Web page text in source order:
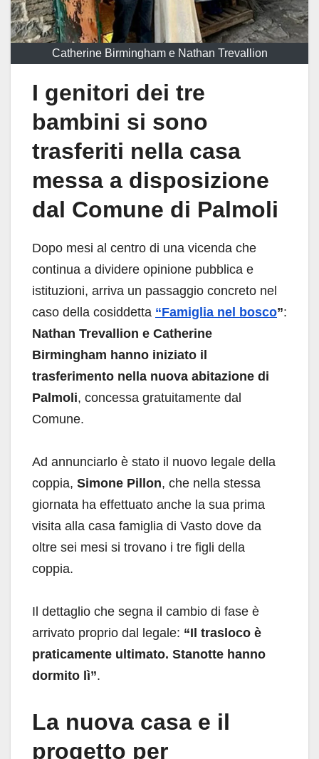
Catherine Birmingham e Nathan Trevallion
I genitori dei tre
bambini si sono
trasferiti nella casa
messa a disposizione
dal Comune di Palmoli
Dopo mesi al centro di una vicenda che
continua a dividere opinione pubblica e
istituzioni, arriva un passaggio concreto nel
caso della cosiddetta “Famiglia nel bosco”:
Nathan Trevallion e Catherine
Birmingham hanno iniziato il
trasferimento nella nuova abitazione di
Palmoli, concessa gratuitamente dal
Comune.
Ad annunciarlo è stato il nuovo legale della
coppia, Simone Pillon, che nella stessa
giornata ha effettuato anche la sua prima
visita alla casa famiglia di Vasto dove da
oltre sei mesi si trovano i tre figli della
coppia.
Il dettaglio che segna il cambio di fase è
arrivato proprio dal legale: “Il trasloco è
praticamente ultimato. Stanotte hanno
dormito lì”.
La nuova casa e il
progetto per